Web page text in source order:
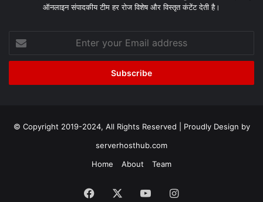
ऑनलाइन संपादकीय टीम हर रोज विशेष और विस्तृत कंटेंट देती है।
your
Email
© Copyright 2019-2024, All Rights Reserved | Proudly Design by
serverhosthub.com
Home
About Team
Facebook YouTubeInstagram